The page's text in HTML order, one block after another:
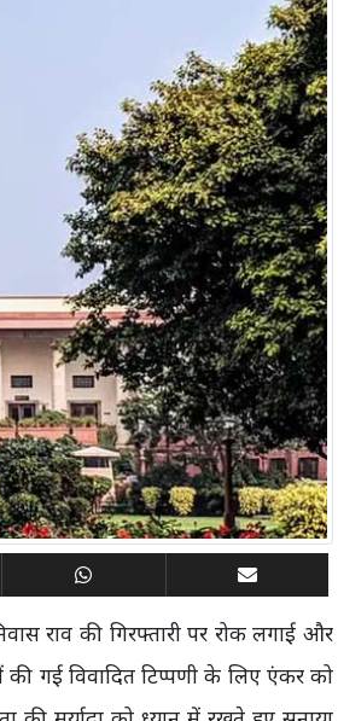
राव की गिरफ्तारी पर रोक लगाई और
की गई विवादित टिप्पणी के लिए एंकर को